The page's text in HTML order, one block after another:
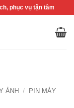
phục vụ tận tâm
ẢNH /
PIN MÁY